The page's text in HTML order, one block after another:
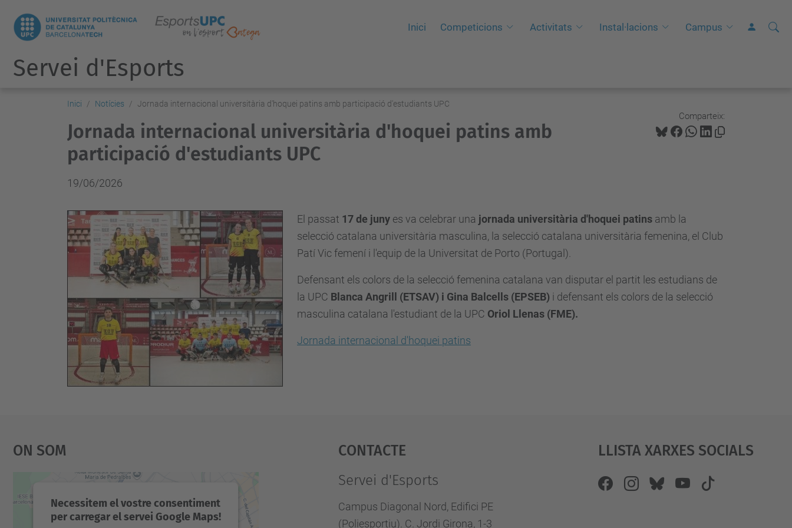
Inici Competicions Activitats Instal·lacions Campus Cerca
C
Servei d'Esports
Inici Notícies Jornada internacional universitària d'hoquei patins amb participació d'estudiants UPC
Comparteix:
Jornada internacional universitària d'hoquei patins amb
participació d'estudiants UPC
19/06/2026
El passat 17 de juny es va celebrar una jornada universitària d'hoquei patins amb la
selecció catalana universitària masculina, la selecció catalana universitària femenina, el Club
Patí Vic femení i l'equip de la Universitat de Porto (Portugal).
Defensant els colors de la selecció femenina catalana van disputar el partit les estudians de
la UPC Blanca Angrill (ETSAV) i Gina Balcells (EPSEB) i defensant els colors de la selecció
masculina catalana l'estudiant de la UPC Oriol Llenas (FME).
Jornada internacional d'hoquei patins
On Som
Necessitem el vostre consentiment
per carregar el servei Google Maps!
Contacte
Servei d'Esports
Campus Diagonal Nord, Edifici PE
(Poliesportiu). C. Jordi Girona, 1-3
Llista Xarxes Socials